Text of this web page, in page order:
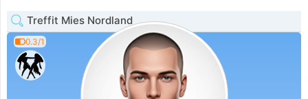
Treffit Mies Nordland
0.3/1